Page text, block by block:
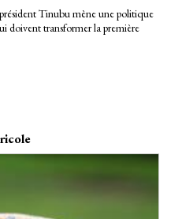
Tinubu mène une politique
doivent transformer la première